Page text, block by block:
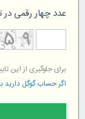
عدد چهار رقمی در
برای جلوگیری از این
اگر حساب گوگل دارید